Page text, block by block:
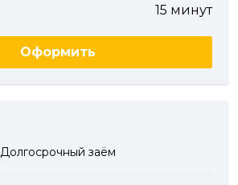
15 минут
Оформить
Долгосрочный заём